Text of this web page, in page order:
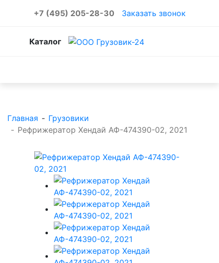
+7 (495) 205-28-30 Заказать звонок
Каталог
Главная - Грузовики
- Рефрижератор Хендай АФ-474390-02, 2021